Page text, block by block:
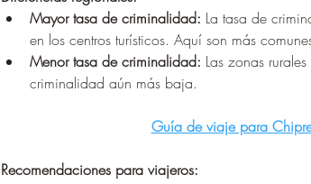
Mayor tasa de criminalidad: La tasa de
en los centros turísticos. Aquí son más
Menor tasa de criminalidad: Las zonas
criminalidad aún más baja.
Guía de viaje para
Recomendaciones para viajeros: